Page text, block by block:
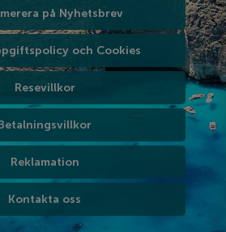
på Nyhetsbrev
och Cookies
Resevillkor
Reklamation
Kontakta oss